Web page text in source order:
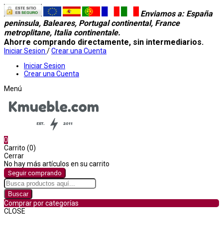
Enviamos a: España
peninsula, Baleares, Portugal continental, France
metroplitane, Italia continentale.
Ahorre comprando directamente, sin intermediarios.
Iniciar Sesion /Crear una Cuenta
Iniciar Sesion
Crear una Cuenta
Menú
0
Carrito (0)
Cerrar
No hay más artículos en su carrito
Seguir comprando
Buscar
Comprar por categorías
CLOSE